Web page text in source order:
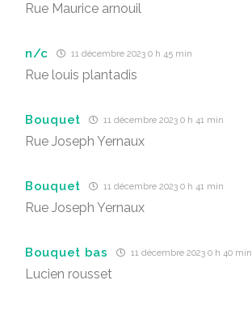
Rue Maurice arnouil
n/c 11 décembre 2023 0 h 45 min
Rue louis plantadis
Bouquet 11 décembre 2023 0 h 41 min
Rue Joseph Yernaux
Bouquet 11 décembre 2023 0 h 41 min
Rue Joseph Yernaux
Bouquet bas 11 décembre 2023 0 h 40 min
Lucien rousset